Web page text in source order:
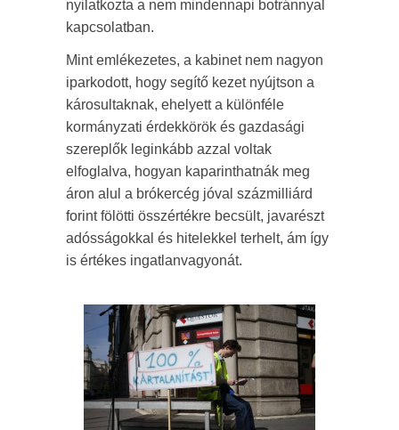
nyilatkozta a nem mindennapi botránnyal
kapcsolatban.
Mint emlékezetes, a kabinet nem nagyon
iparkodott, hogy segítő kezet nyújtson a
károsultaknak, ehelyett a különféle
kormányzati érdekkörök és gazdasági
szereplők leginkább azzal voltak
elfoglalva, hogyan kaparinthatnák meg
áron alul a brókercég jóval százmilliárd
forint fölötti összértékre becsült, javarészt
adósságokkal és hitelekkel terhelt, ám így
is értékes ingatlanvagyonát.